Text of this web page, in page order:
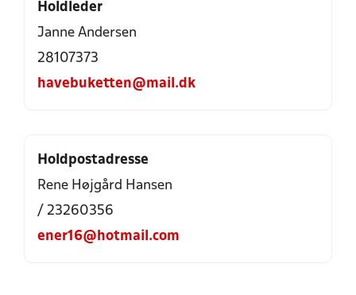
Holdleder
Janne Andersen
28107373
havebuketten@mail.dk
Holdpostadresse
Rene Højgård Hansen
/ 23260356
ener16@hotmail.com